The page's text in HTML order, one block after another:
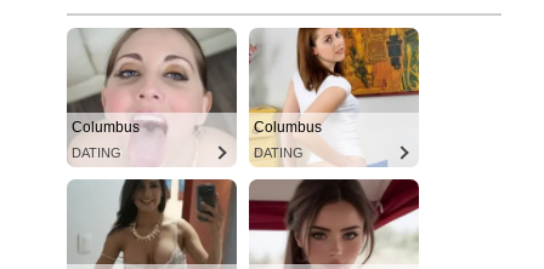
Columbus
DATING
Columbus
DATING